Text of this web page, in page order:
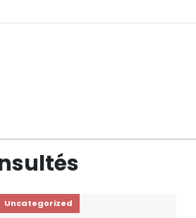
Uncategorized